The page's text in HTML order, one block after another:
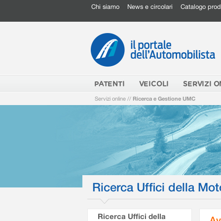
Chi siamo News e circolari Catalogo
PATENTI VEICOLI SERVIZI
Servizi online // Ricerca e Gestione UMC
Ricerca Uffici della
Ricerca Uffici della